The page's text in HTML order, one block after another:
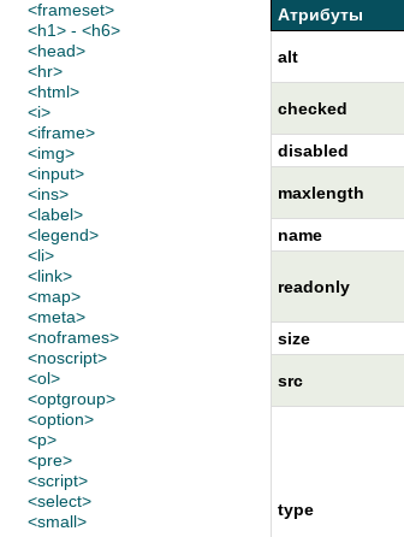
<frameset>
<h1> - <h6>
<head>
<hr>
<html>
<i>
<iframe>
<img>
<input>
<ins>
<label>
<legend>
<li>
<link>
<map>
<meta>
<noframes>
<noscript>
<ol>
<optgroup>
<option>
<p>
<pre>
<script>
<select>
<small>
Атрибуты
alt
checked
disabled
maxlength
name
readonly
size
src
type